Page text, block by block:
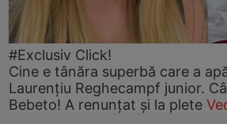
#Exclusiv Click!
Cine e tânăra superbă care a
Laurențiu Reghecampf junior.
Bebeto! A renunțat și la plete